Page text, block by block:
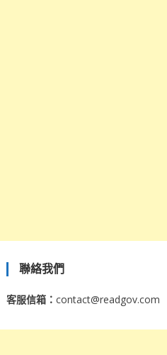
聯絡我們
客服信箱： contact@readgov.com